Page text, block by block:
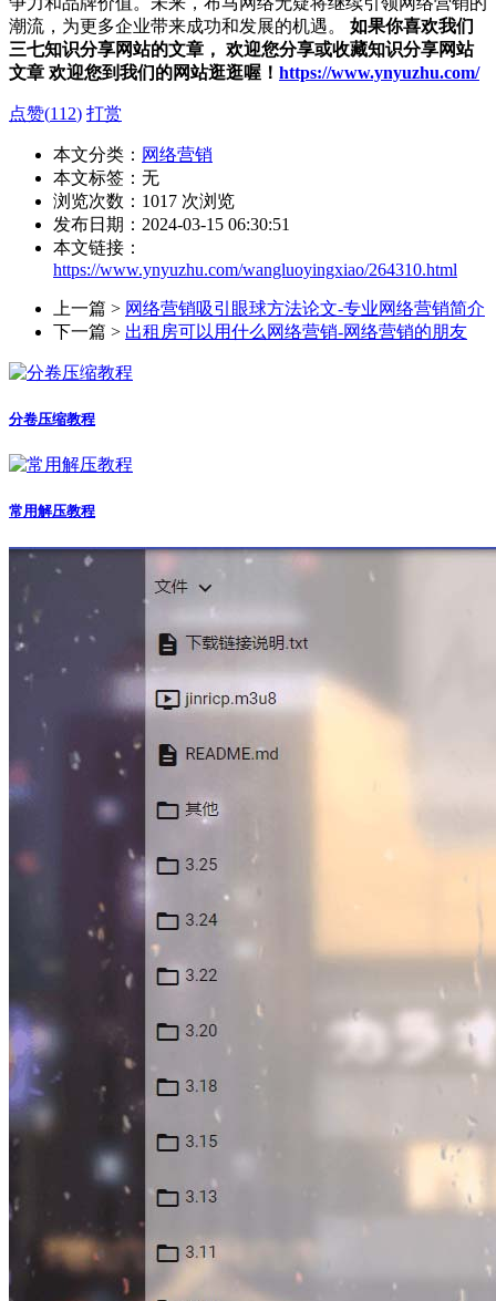
潮流，为更多企业带来成功和发展的机遇。 如果你喜欢我们
三七知识分享网站的文章， 欢迎您分享或收藏知识分享网站
文章 欢迎您到我们的网站逛逛喔！ https://www.ynyuzhu.com/
点赞(112) 打赏
本文分类： 网络营销
本文标签：无
浏览次数： 1017 次浏览
发布日期：2024-03-15 06:30:51
本文链接：
https://www.ynyuzhu.com/wangluoyingxiao/264310.html
上一篇 > 网络营销吸引眼球方法论文-专业网络营销简介
下一篇 > 出租房可以用什么网络营销-网络营销的朋友
分卷压缩教程
常用解压教程